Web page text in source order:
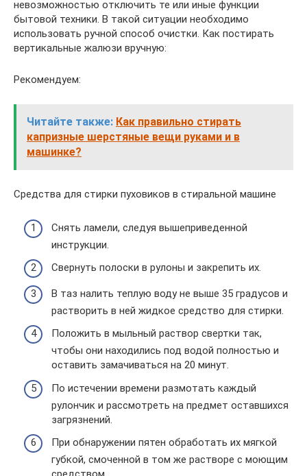
невозможностью отключить те или иные функции
бытовой техники. В такой ситуации необходимо
использовать ручной способ очистки. Как постирать
вертикальные жалюзи вручную:
Рекомендуем:
Читайте также: Как правильно стирать
капризные шерстяные вещи руками и в
машинке?
Средства для стирки пуховиков в стиральной машине
Снять ламели, следуя вышеприведенной
инструкции.
Свернуть полоски в рулоны и закрепить их.
В таз налить теплую воду не выше 35 градусов и
растворить в ней жидкое средство для стирки.
Положить в мыльный раствор свертки так,
чтобы они находились под водой полностью и
оставить замачиваться на 20 минут.
По истечении времени размотать каждый
рулончик и рассмотреть на предмет оставшихся
загрязнений.
При обнаружении пятен обработать их мягкой
губкой, смоченной в том же растворе с моющим